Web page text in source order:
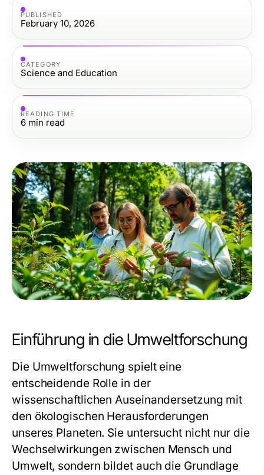
PUBLISHED
February 10, 2026
CATEGORY
Science and Education
READING TIME
6 min read
Einführung in die Umweltforschung
Die Umweltforschung spielt eine
entscheidende Rolle in der
wissenschaftlichen Auseinandersetzung mit
den ökologischen Herausforderungen
unseres Planeten. Sie untersucht nicht nur die
Wechselwirkungen zwischen Mensch und
Umwelt, sondern bildet auch die Grundlage